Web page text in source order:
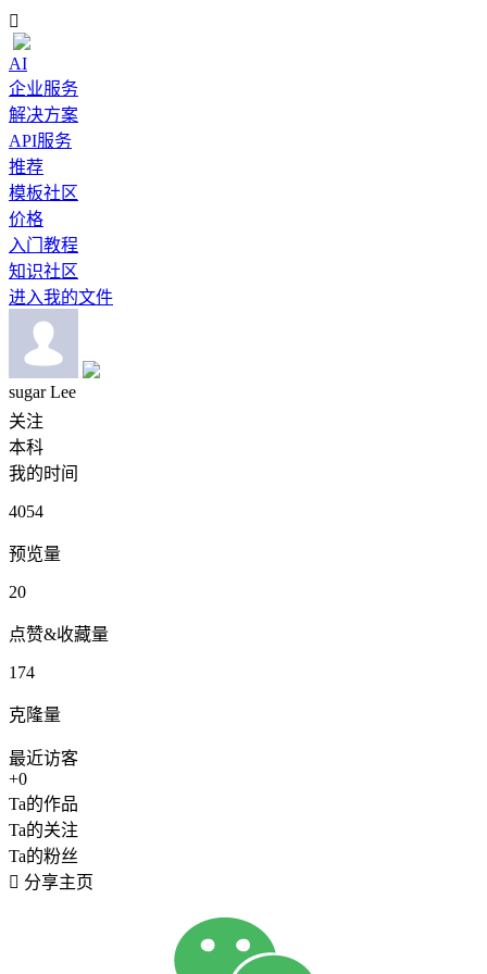

AI
企业服务
解决方案
API服务
推荐
模板社区
价格
入门教程
知识社区
进入我的文件
sugar Lee
关注
本科
我的时间
4054
预览量
20
点赞&收藏量
174
克隆量
最近访客
+0
Ta的作品
Ta的关注
Ta的粉丝
 分享主页